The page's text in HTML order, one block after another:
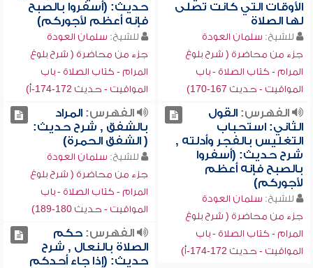
الأوقات التي كانت تصلى
لها الصلاة
للشيخ: سلمان العودة
جزء من محاضرة ( شرح بلوغ
المرام - كتاب الصلاة - باب
المواقيت - حديث 167-170)
حديث: (أسفروا بالصبح
فإنه أعظم لأجوركم)
للشيخ: سلمان العودة
جزء من محاضرة ( شرح بلوغ
المرام - كتاب الصلاة - باب
المواقيت - حديث 172-174-أ)
الفهرس:القول
الثاني: استحباب
التغليس بالفجر وأدلته ,
شرح حديث: (أسفروا
بالصبح فإنه أعظم
لأجوركم)
للشيخ: سلمان العودة
جزء من محاضرة ( شرح بلوغ
المرام - كتاب الصلاة - باب
المواقيت - حديث 172-174-أ)
الفهرس:المراد
بالشفق , شرح حديث:
( الشفق الحمرة)
للشيخ: سلمان العودة
جزء من محاضرة ( شرح بلوغ
المرام - كتاب الصلاة - باب
المواقيت - حديث 180-189)
الفهرس:حكم
الصلاة بالنعال , شرح
حديث: (إذا جاء أحدكم